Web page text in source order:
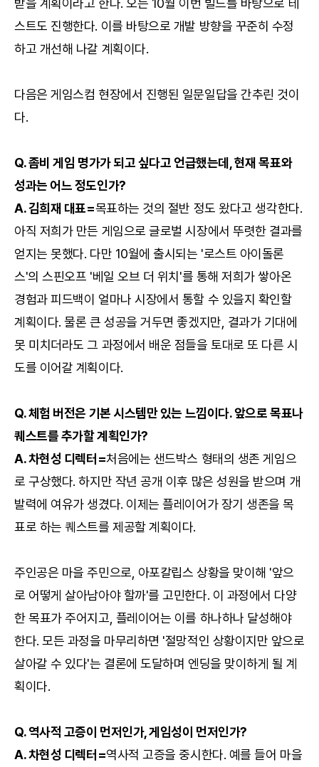
받을 계획이라고 한다. 오는 10월 이번 빌드를 바탕으로 테
스트도 진행한다. 이를 바탕으로 개발 방향을 꾸준히 수정
하고 개선해 나갈 계획이다.
다음은 게임스컴 현장에서 진행된 일문일답을 간추린 것이
다.
Q. 좀비 게임 명가가 되고 싶다고 언급했는데, 현재 목표와
성과는 어느 정도인가?
A. 김희재 대표=목표하는 것의 절반 정도 왔다고 생각한다.
아직 저희가 만든 게임으로 글로벌 시장에서 뚜렷한 결과를
얻지는 못했다. 다만 10월에 출시되는 '로스트 아이돌론
스'의 스핀오프 '베일 오브 더 위치'를 통해 저희가 쌓아온
경험과 피드백이 얼마나 시장에서 통할 수 있을지 확인할
계획이다. 물론 큰 성공을 거두면 좋겠지만, 결과가 기대에
못 미치더라도 그 과정에서 배운 점들을 토대로 또 다른 시
도를 이어갈 계획이다.
Q. 체험 버전은 기본 시스템만 있는 느낌이다. 앞으로 목표나
퀘스트를 추가할 계획인가?
A. 차현성 디렉터=처음에는 샌드박스 형태의 생존 게임으
로 구상했다. 하지만 작년 공개 이후 많은 성원을 받으며 개
발력에 여유가 생겼다. 이제는 플레이어가 장기 생존을 목
표로 하는 퀘스트를 제공할 계획이다.
주인공은 마을 주민으로, 아포칼립스 상황을 맞이해 '앞으
로 어떻게 살아남아야 할까'를 고민한다. 이 과정에서 다양
한 목표가 주어지고, 플레이어는 이를 하나하나 달성해야
한다. 모든 과정을 마무리하면 '절망적인 상황이지만 앞으로
살아갈 수 있다'는 결론에 도달하며 엔딩을 맞이하게 될 계
획이다.
Q. 역사적 고증이 먼저인가, 게임성이 먼저인가?
A. 차현성 디렉터=역사적 고증을 중시한다. 예를 들어 마을